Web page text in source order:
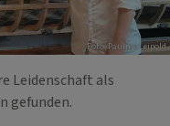
Foto: Pauline Leipold
Leidenschaft als
gefunden.